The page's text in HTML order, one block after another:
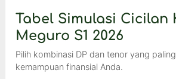
Tabel Simulasi Cicilan
Meguro S1 2026
Pilih kombinasi DP dan tenor yang
kemampuan finansial Anda.